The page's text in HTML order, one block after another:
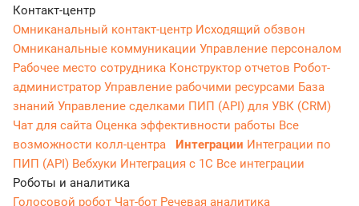
Контакт-центр
Омниканальный контакт-центр Исходящий обзвон
Омниканальные коммуникации Управление персоналом
Рабочее место сотрудника Конструктор отчетов Робот-
администратор Управление рабочими ресурсами База
знаний Управление сделками ПИП (API) для УВК (CRM)
Чат для сайта Оценка эффективности работы Все
возможности колл-центра
Интеграции Интеграции по
ПИП (API) Вебхуки Интеграция с 1С Все интеграции
Роботы и аналитика
Голосовой робот Чат-бот Речевая аналитика